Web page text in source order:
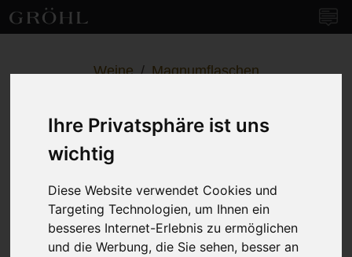
Ihre Privatsphäre ist uns
wichtig
Diese Website verwendet Cookies und
Targeting Technologien, um Ihnen ein
besseres Internet-Erlebnis zu ermöglichen
und die Werbung, die Sie sehen, besser an
Weine / Magnumflaschen
Magnum - Traditionelle
Flaschengärung –